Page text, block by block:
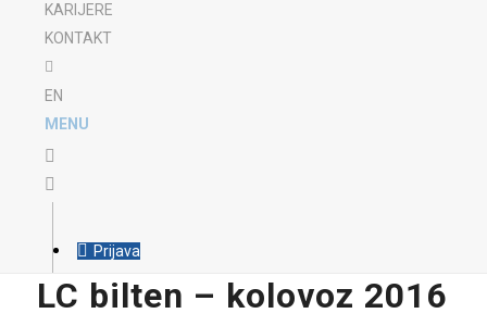
KARIJERE
KONTAKT
EN
MENU
Prijava
LC bilten – kolovoz 2016